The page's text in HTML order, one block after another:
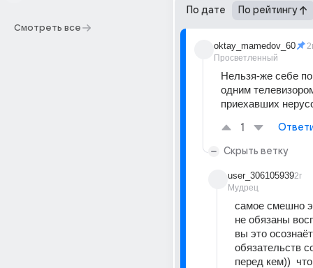
Смотреть все
По дате По рейтингу
oktay_mamedov_60
Просветленный
Нельзя-же себе
одним
приехавших
1
Скрыть ветку
user_306105939
Мудрец
2г
самое смешно
не обязаны
вы это
обязательств
перед кем))